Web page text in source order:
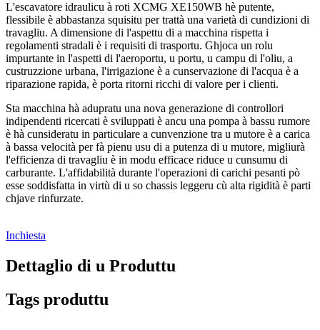
L'escavatore idraulicu à roti XCMG XE150WB hè putente,
flessibile è abbastanza squisitu per trattà una varietà di cundizioni di
travagliu. A dimensione di l'aspettu di a macchina rispetta i
regolamenti stradali è i requisiti di trasportu. Ghjoca un rolu
impurtante in l'aspetti di l'aeroportu, u portu, u campu di l'oliu, a
custruzzione urbana, l'irrigazione è a cunservazione di l'acqua è a
riparazione rapida, è porta ritorni ricchi di valore per i clienti.
Sta macchina hà adupratu una nova generazione di controllori
indipendenti ricercati è sviluppati è ancu una pompa à bassu rumore
è hà cunsideratu in particulare a cunvenzione tra u mutore è a carica
à bassa velocità per fà pienu usu di a putenza di u mutore, migliurà
l'efficienza di travagliu è in modu efficace riduce u cunsumu di
carburante. L'affidabilità durante l'operazioni di carichi pesanti pò
esse soddisfatta in virtù di u so chassis leggeru cù alta rigidità è parti
chjave rinfurzate.
Inchiesta
Dettaglio di u Produttu
Tags produttu